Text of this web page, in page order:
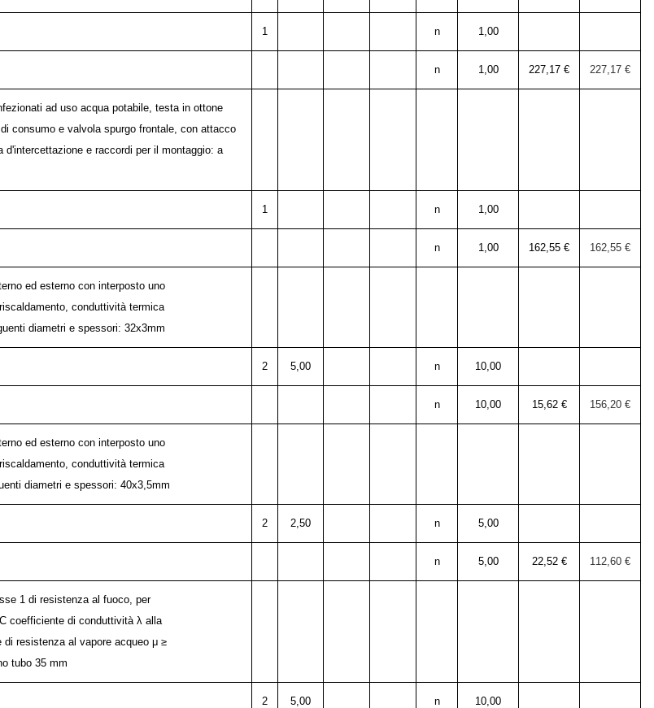
1 n 1,00
n 1,00 227,17 € 227,17 €
ad uso acqua potabile, testa in ottone
consumo e valvola spurgo frontale, con attacco
e raccordi per il montaggio: a
1 n 1,00
n 1,00 162,55 € 162,55 €
ed esterno con interposto uno
conduttività termica
diametri e spessori: 32x3mm
2 5,00 n 10,00
n 10,00 15,62 € 156,20 €
ed esterno con interposto uno
conduttività termica
diametri e spessori: 40x3,5mm
2 2,50 n 5,00
n 5,00 22,52 € 112,60 €
1 di resistenza al fuoco, per
coefficiente di conduttività λ alla
resistenza al vapore acqueo μ ≥
tubo 35 mm
2 5,00 n 10,00